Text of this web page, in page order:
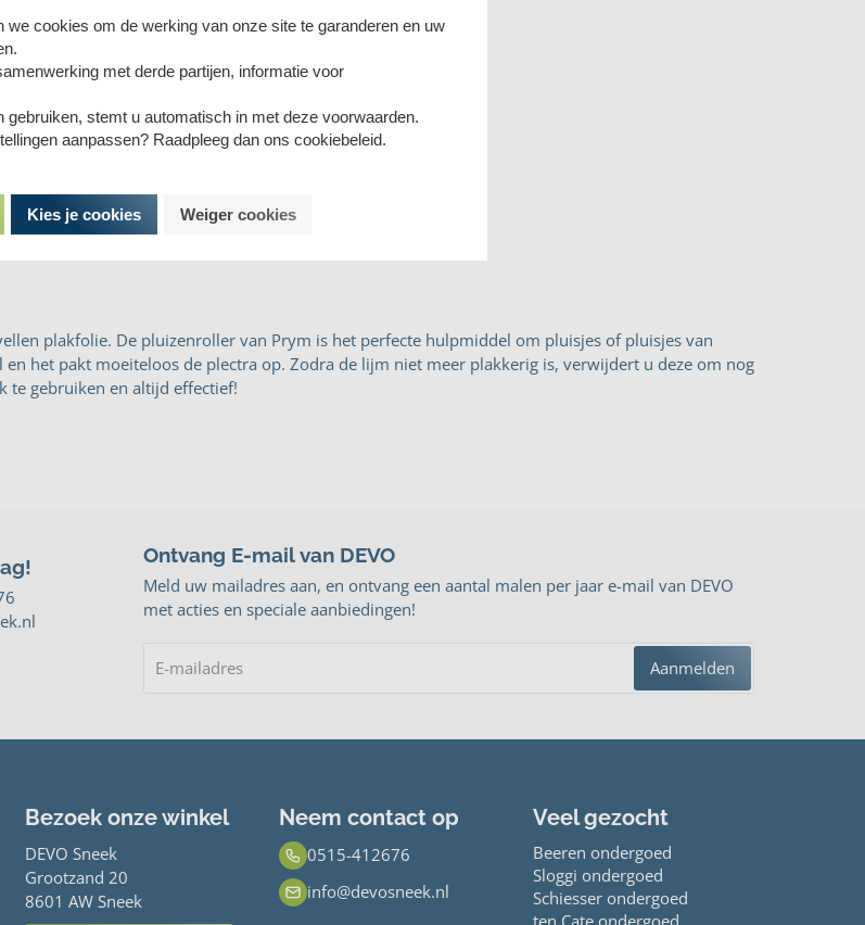
plakfolie. De pluizenroller van Prym is het perfecte hulpmiddel om pluisjes of pluisjes van
het pakt moeiteloos de plectra op. Zodra de lijm niet meer plakkerig is, verwijdert u deze om nog
te gebruiken en altijd effectief!
Ontvang E-mail van DEVO
Meld uw mailadres aan, en ontvang een aantal malen per jaar e-mail van DEVO
met acties en speciale aanbiedingen!
Aanmelden
Bezoek onze winkel
DEVO Sneek
Grootzand 20
8601 AW Sneek
Neem contact op
0515-412676
info@devosneek.nl
Veel gezocht
Beeren ondergoed
Sloggi ondergoed
Schiesser ondergoed
ten Cate ondergoed
we cookies om de werking van onze site te garanderen en uw
met derde partijen, informatie voor
gebruiken, stemt u automatisch in met deze voorwaarden.
aanpassen? Raadpleeg dan ons cookiebeleid.
Kies je cookies Weiger cookies